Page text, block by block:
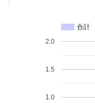
合計
1.0
1.5
2.0